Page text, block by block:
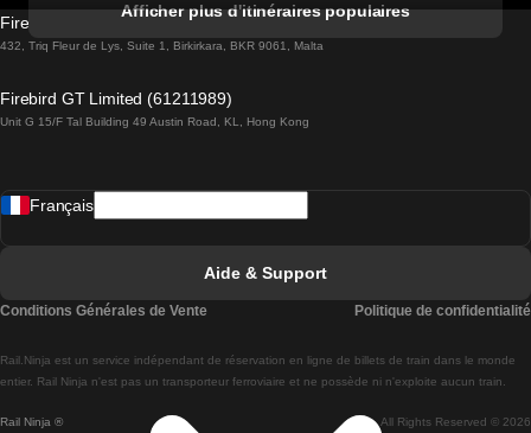
Trains de Lisbonne à Lagos
Trains de Lisbonne à Madrid
Trains de Lisbonne à Braga
Trains de Braga à Lisbonne
Afficher plus d'itinéraires populaires
Firebird GT Limited (OC 1451)
432, Triq Fleur de Lys, Suite 1, Birkirkara, BKR 9061, Malta
Firebird GT Limited (61211989)
Unit G 15/F Tal Building 49 Austin Road, KL, Hong Kong
Rail Ninja ® All Rights Reserved © 2026
Rail.Ninja est un service indépendant de réservation en ligne de billets de train dans le monde
entier. Rail Ninja n'est pas un transporteur ferroviaire et ne possède ni n'exploite aucun train.
Français
Aide & Support
Conditions Générales de Vente Politique de confidentialité